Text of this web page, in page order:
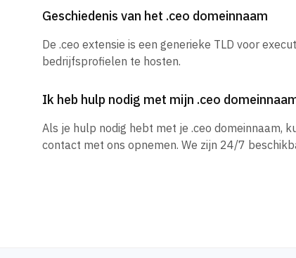
Geschiedenis van het .ceo domeinnaam
De .ceo extensie is een generieke TLD voor
bedrijfsprofielen te hosten.
Ik heb hulp nodig met mijn .ceo
Als je hulp nodig hebt met je .ceo domeinnaam,
contact met ons opnemen. We zijn 24/7